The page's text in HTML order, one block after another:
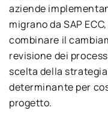
aziende
migrano da SAP
combinare il
revisione dei
scelta della
determinante per
progetto.